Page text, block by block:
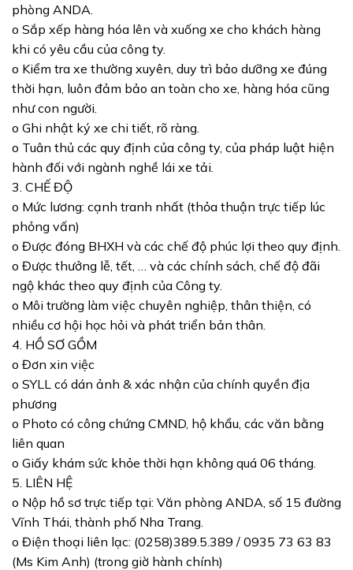
phòng ANDA.
o Sắp xếp hàng hóa lên và xuống xe cho khách hàng
khi có yêu cầu của công ty.
o Kiểm tra xe thường xuyên, duy trì bảo dưỡng xe đúng
thời hạn, luôn đảm bảo an toàn cho xe, hàng hóa cũng
như con người.
o Ghi nhật ký xe chi tiết, rõ ràng.
o Tuân thủ các quy định của công ty, của pháp luật hiện
hành đối với ngành nghề lái xe tải.
3. CHẾ ĐỘ
o Mức lương: cạnh tranh nhất (thỏa thuận trực tiếp lúc
phỏng vấn)
o Được đóng BHXH và các chế độ phúc lợi theo quy định.
o Được thưởng lễ, tết, … và các chính sách, chế độ đãi
ngộ khác theo quy định của Công ty.
o Môi trường làm việc chuyên nghiệp, thân thiện, có
nhiều cơ hội học hỏi và phát triển bản thân.
4. HỒ SƠ GỒM
o Đơn xin việc
o SYLL có dán ảnh & xác nhận của chính quyền địa
phương
o Photo có công chứng CMND, hộ khẩu, các văn bằng
liên quan
o Giấy khám sức khỏe thời hạn không quá 06 tháng.
5. LIÊN HỆ
o Nộp hồ sơ trực tiếp tại: Văn phòng ANDA, số 15 đường
Vĩnh Thái, thành phố Nha Trang.
o Điện thoại liên lạc: (0258)389.5.389 / 0935 73 63 83
(Ms Kim Anh) (trong giờ hành chính)